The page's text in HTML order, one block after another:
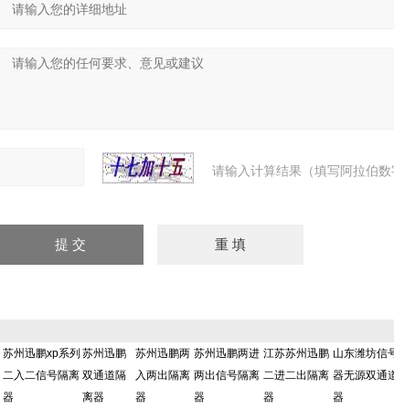
请输入计算结果（填写阿拉伯
苏州迅鹏xp系列
二入二信号隔离
器
苏州迅鹏
双通道隔
离器
苏州迅鹏两
入两出隔离
器
苏州迅鹏两进
两出信号隔离
器
江苏苏州迅鹏
二进二出隔离
器
山东潍坊信
器无源双通
器